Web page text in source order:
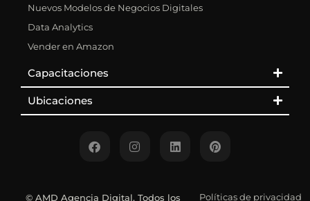
Nuevos Modelos de Negocios Digitales
Data Analytics
Vender en Amazon
Capacitaciones
Ubicaciones
© AMD Agencia Digital. Todos los Políticas de privacidad